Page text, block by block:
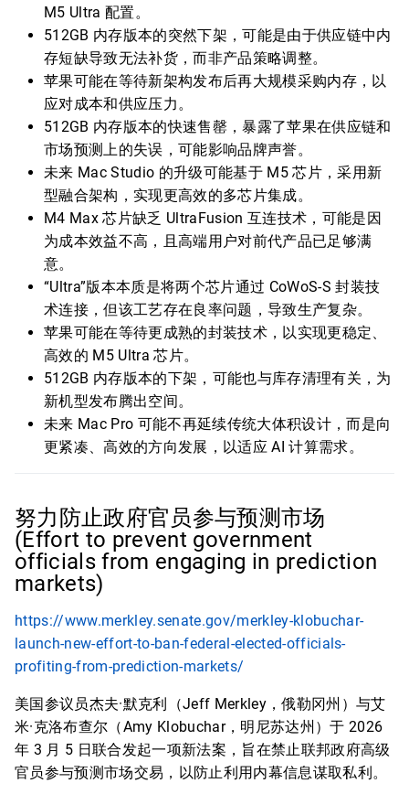
M5 Ultra 配置。
512GB 内存版本的突然下架，可能是由于供应链中内
存短缺导致无法补货，而非产品策略调整。
苹果可能在等待新架构发布后再大规模采购内存，以
应对成本和供应压力。
512GB 内存版本的快速售罄，暴露了苹果在供应链和
市场预测上的失误，可能影响品牌声誉。
未来 Mac Studio 的升级可能基于 M5 芯片，采用新
型融合架构，实现更高效的多芯片集成。
M4 Max 芯片缺乏 UltraFusion 互连技术，可能是因
为成本效益不高，且高端用户对前代产品已足够满
意。
“Ultra”版本本质是将两个芯片通过 CoWoS-S 封装技
术连接，但该工艺存在良率问题，导致生产复杂。
苹果可能在等待更成熟的封装技术，以实现更稳定、
高效的 M5 Ultra 芯片。
512GB 内存版本的下架，可能也与库存清理有关，为
新机型发布腾出空间。
未来 Mac Pro 可能不再延续传统大体积设计，而是向
更紧凑、高效的方向发展，以适应 AI 计算需求。
努力防止政府官员参与预测市场
(Effort to prevent government
officials from engaging in prediction
markets)
https://www.merkley.senate.gov/merkley-klobuchar-
launch-new-effort-to-ban-federal-elected-officials-
profiting-from-prediction-markets/
美国参议员杰夫·默克利（Jeff Merkley，俄勒冈州）与艾
米·克洛布查尔（Amy Klobuchar，明尼苏达州）于 2026
年 3 月 5 日联合发起一项新法案，旨在禁止联邦政府高级
官员参与预测市场交易，以防止利用内幕信息谋取私利。